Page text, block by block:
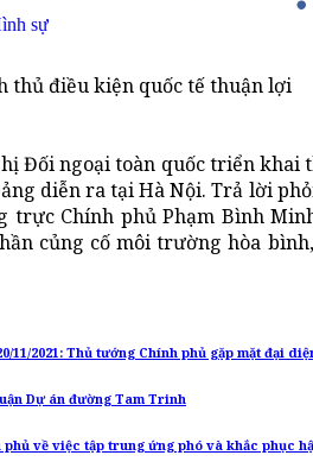
sự
thủ điều kiện quốc tế thuận lợi
Đối ngoại toàn quốc triển
diễn ra tại Hà Nội. Trả lời
trực Chính phủ Phạm Bình
củng cố môi trường hòa
11/2021: Thủ tướng Chính phủ gặp mặt đại
Dự án đường Tam Trinh
về việc tập trung ứng phó và khắc phục